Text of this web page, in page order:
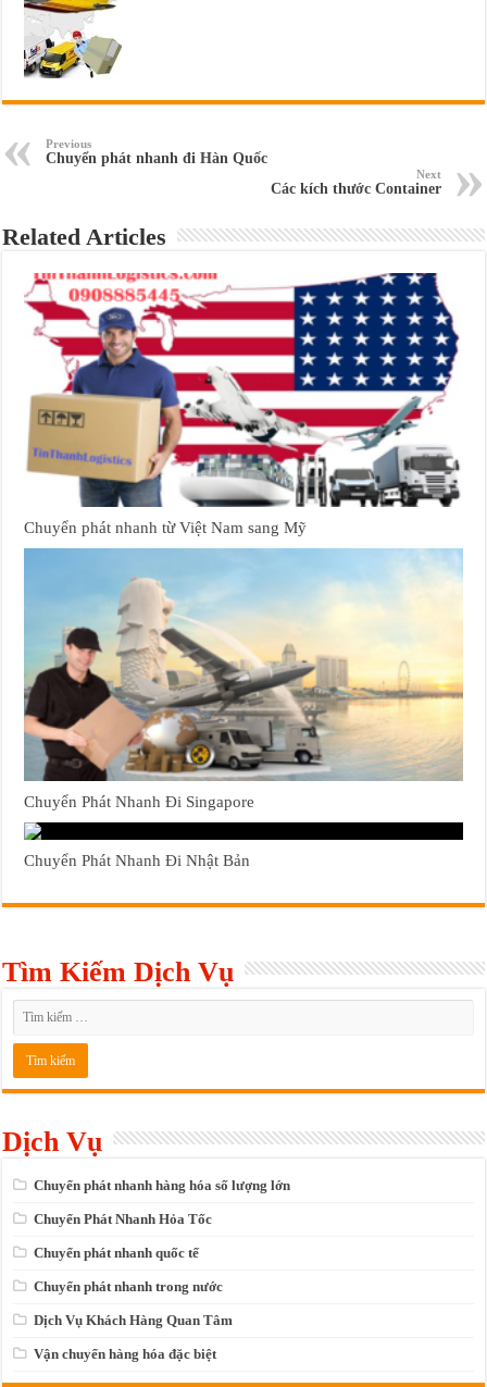
Previous
Chuyển phát nhanh đi Hàn Quốc
Next
Các kích thước Container
Related Articles
Chuyển phát nhanh từ Việt Nam sang Mỹ
Chuyển Phát Nhanh Đi Singapore
Chuyển Phát Nhanh Đi Nhật Bản
Tìm Kiếm Dịch Vụ
Dịch Vụ
Chuyển phát nhanh hàng hóa số lượng lớn
Chuyển Phát Nhanh Hỏa Tốc
Chuyển phát nhanh quốc tế
Chuyển phát nhanh trong nước
Dịch Vụ Khách Hàng Quan Tâm
Vận chuyển hàng hóa đặc biệt